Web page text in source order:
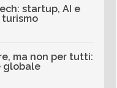
startup, AI e
ma non per tutti:
globale